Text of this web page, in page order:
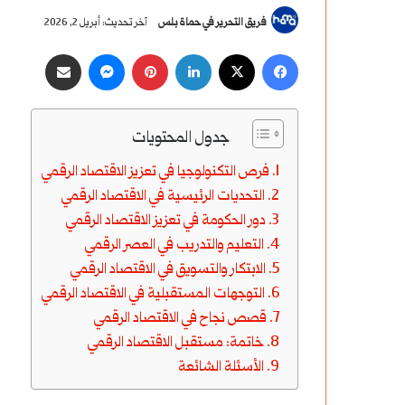
فريق التحرير في حماة بلس آخر تحديث: أبريل 2, 2026
فيسبوك لينكدإن بينتيريستماسنجر
جدول المحتويات
فرص التكنولوجيا في تعزيز الاقتصاد الرقمي
التحديات الرئيسية في الاقتصاد الرقمي
دور الحكومة في تعزيز الاقتصاد الرقمي
التعليم والتدريب في العصر الرقمي
الابتكار والتسويق في الاقتصاد الرقمي
التوجهات المستقبلية في الاقتصاد الرقمي
قصص نجاح في الاقتصاد الرقمي
خاتمة: مستقبل الاقتصاد الرقمي
الأسئلة الشائعة